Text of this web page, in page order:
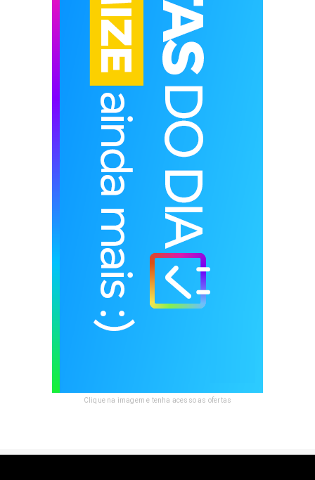
Clique na imagem e tenha acesso as ofertas